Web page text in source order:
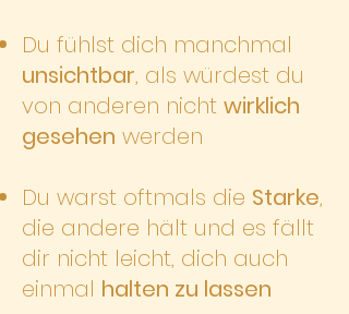
Du fühlst dich manchmal
unsichtbar, als würdest du
von anderen nicht wirklich
gesehen werden
Du warst oftmals die Starke,
die andere hält und es fällt
dir nicht leicht, dich auch
einmal halten zu lassen